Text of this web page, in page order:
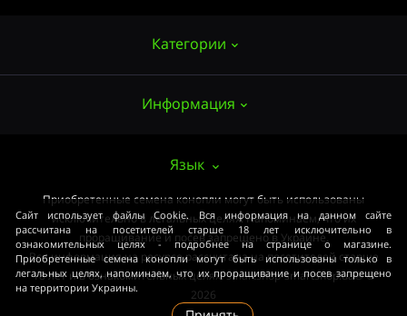
Категории
Мощные сорта
Медицинские сорта
Начинающим
ОПТ
Информация
Публичный договор (ОФЕРТА)
Оплата и доставка
Условия соглашения
Закон
Язык
Приобретенные семена конопли могут быть использованы
исключительно в легальных целях. Напоминаем, что их
проращивание и посев запрещено в Украине.
Вся информация на ресурсе рассчитана на посетителей старше
18 лет и в ознакомительных целях. smartshop-smartshop.ua® ©
2026
Сайт использует файлы Cookie. Вся информация на данном сайте
рассчитана на посетителей старше 18 лет исключительно в
ознакомительных целях - подробнее на странице о магазине.
Приобретенные семена конопли могут быть использованы только в
легальных целях, напоминаем, что их проращивание и посев запрещено
на территории Украины.